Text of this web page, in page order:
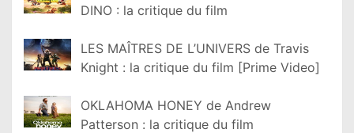
DINO : la critique du film
LES MAÎTRES DE L’UNIVERS de Travis
Knight : la critique du film [Prime Video]
OKLAHOMA HONEY de Andrew
Patterson : la critique du film